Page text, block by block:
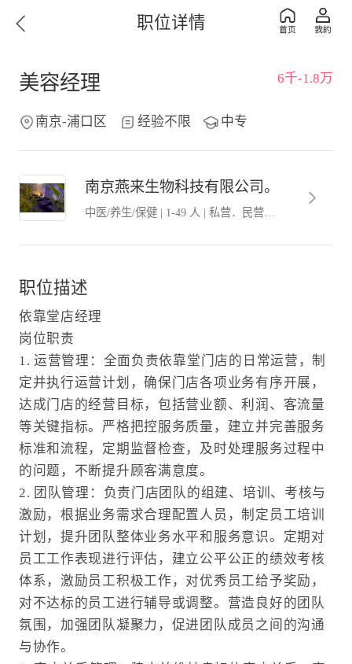
职位详情
美容经理 6千-1.8万
南京-浦口区 经验不限 中专
南京燕来生物科技有限公司。
中医/养生/保健 | 1-49 人 | 私营．民营企业
职位描述
依靠堂店经理
岗位职责
1. 运营管理：全面负责依靠堂门店的日常运营，制
定并执行运营计划，确保门店各项业务有序开展，
达成门店的经营目标，包括营业额、利润、客流量
等关键指标。严格把控服务质量，建立并完善服务
标准和流程，定期监督检查，及时处理服务过程中
的问题，不断提升顾客满意度。
2. 团队管理：负责门店团队的组建、培训、考核与
激励，根据业务需求合理配置人员，制定员工培训
计划，提升团队整体业务水平和服务意识。定期对
员工工作表现进行评估，建立公平公正的绩效考核
体系，激励员工积极工作，对优秀员工给予奖励，
对不达标的员工进行辅导或调整。营造良好的团队
氛围，加强团队凝聚力，促进团队成员之间的沟通
与协作。